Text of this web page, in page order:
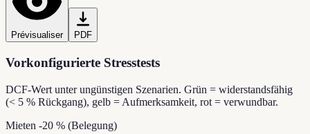
Prévisualiser PDF
Vorkonfigurierte Stresstests
DCF-Wert unter ungünstigen Szenarien. Grün = widerstandsfähig
(< 5 % Rückgang), gelb = Aufmerksamkeit, rot = verwundbar.
Mieten -20 % (Belegung)